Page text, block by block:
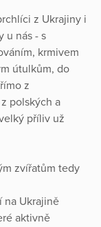
z Ukrajiny i
u nás - s
krmivem
útulkům, do
z
polských a
příliv už
zvířatům tedy
na Ukrajině
aktivně